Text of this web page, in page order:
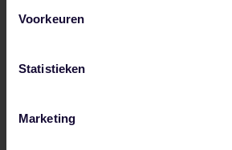
Voorkeuren
Statistieken
Marketing